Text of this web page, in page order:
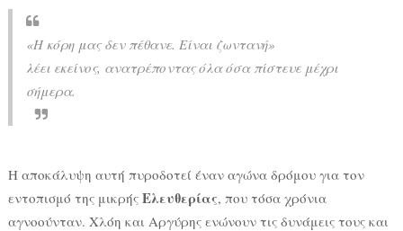
«Η κόρη μας δεν πέθανε. Είναι ζωντανή»
λέει εκείνος, ανατρέποντας όλα όσα πίστευε μέχρι
σήμερα.
Η αποκάλυψη αυτή πυροδοτεί έναν αγώνα δρόμου για τον
εντοπισμό της μικρής Ελευθερίας, που τόσα χρόνια
αγνοούνταν. Χλόη και Αργύρης ενώνουν τις δυνάμεις τους και